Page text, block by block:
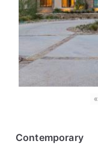
«
Contemporary